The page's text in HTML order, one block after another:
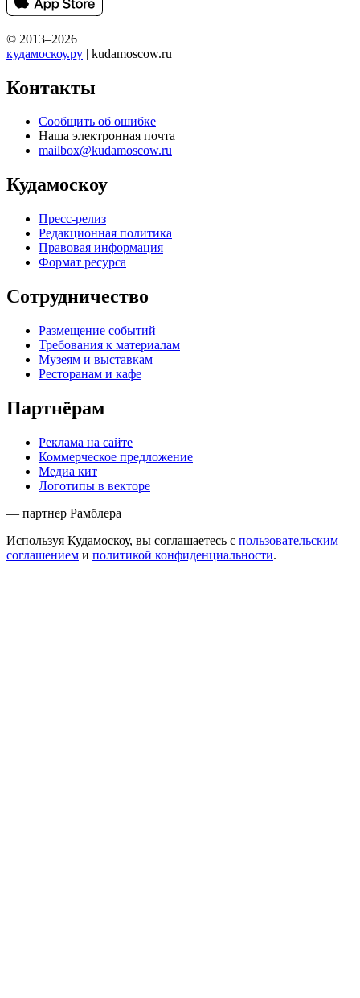
© 2013–2026
кудамоскоу.ру | kudamoscow.ru
Контакты
Сообщить об ошибке
Наша электронная почта
mailbox@kudamoscow.ru
Кудамоскоу
Пресс-релиз
Редакционная политика
Правовая информация
Формат ресурса
Сотрудничество
Размещение событий
Требования к материалам
Музеям и выставкам
Ресторанам и кафе
Партнёрам
Реклама на сайте
Коммерческое предложение
Медиа кит
Логотипы в векторе
— партнер Рамблера
Используя Кудамоскоу, вы соглашаетесь с пользовательским
соглашением и политикой конфиденциальности.